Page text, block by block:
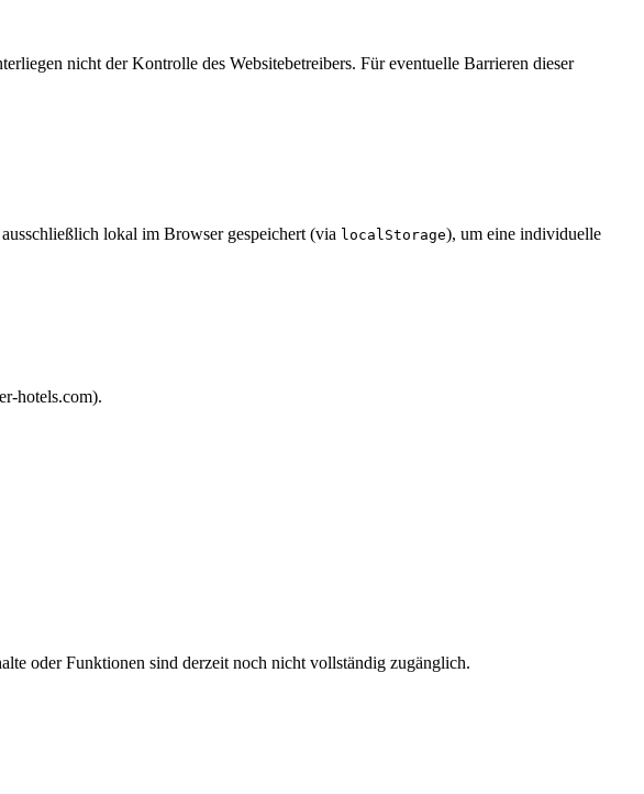
nicht der Kontrolle des Websitebetreibers. Für eventuelle Barrieren dieser
lokal im Browser gespeichert (via localStorage), um eine individuelle
hotels.com).
oder Funktionen sind derzeit noch nicht vollständig zugänglich.